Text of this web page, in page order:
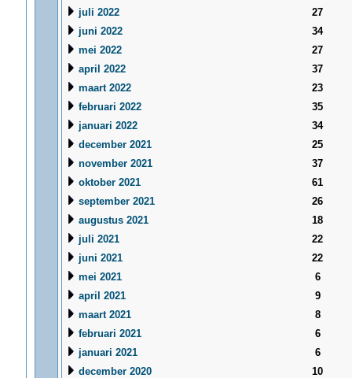
juli 2022
27
juni 2022
34
mei 2022
27
april 2022
37
maart 2022
23
februari 2022
35
januari 2022
34
december 2021
25
november 2021
37
oktober 2021
61
september 2021
26
augustus 2021
18
juli 2021
22
juni 2021
22
mei 2021
6
april 2021
9
maart 2021
8
februari 2021
6
januari 2021
6
december 2020
10